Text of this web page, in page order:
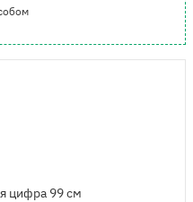
цифра 99 см